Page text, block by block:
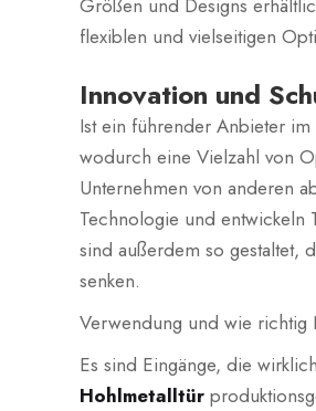
Größen und Designs
flexiblen und vielseitigen
Innovation und
Ist ein führender Anbieter
wodurch eine Vielzahl von
Unternehmen von anderen
Technologie und entwickeln
sind außerdem so gestaltet,
senken.
Verwendung und wie richtig
Es sind Eingänge, die
Hohlmetalltür